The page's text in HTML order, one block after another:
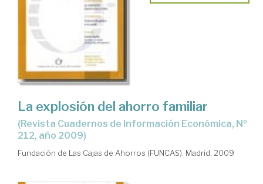
La explosión del ahorro familiar
(Revista Cuadernos de Información Económica, Nº
212, año 2009)
Fundación de Las Cajas de Ahorros (FUNCAS). Madrid, 2009